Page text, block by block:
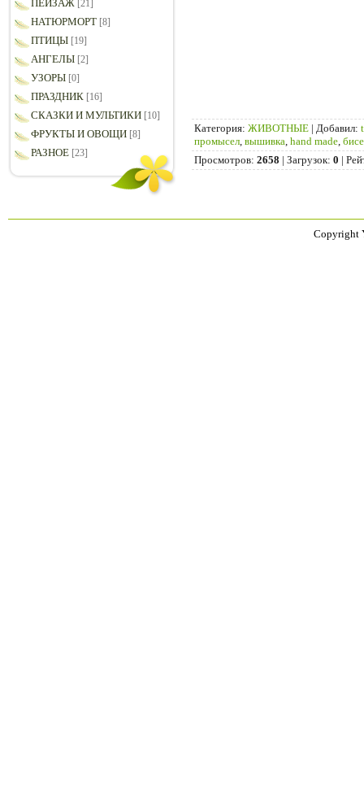
ПЕЙЗАЖ [21]
НАТЮРМОРТ [8]
ПТИЦЫ [19]
АНГЕЛЫ [2]
УЗОРЫ [0]
ПРАЗДНИК [16]
СКАЗКИ И МУЛЬТИКИ [10]
ФРУКТЫ И ОВОЩИ [8]
РАЗНОЕ [23]
Категория: ЖИВОТНЫЕ | Добавил:
промысел вышивка hand made
Просмотров: 2658 | Загрузок: 0 |
Copyright